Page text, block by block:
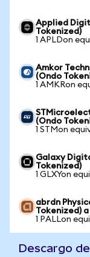
Applied
Tokenized)
1 APLDon
Amkor
(Ondo
1 AMKRon
(Ondo
1 STMon
Galaxy
Tokenized)
1 GLXYon
abrdn
Tokenized)
1 PALLon
Descargo